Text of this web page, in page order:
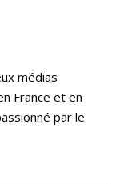
médias
France et en
par le